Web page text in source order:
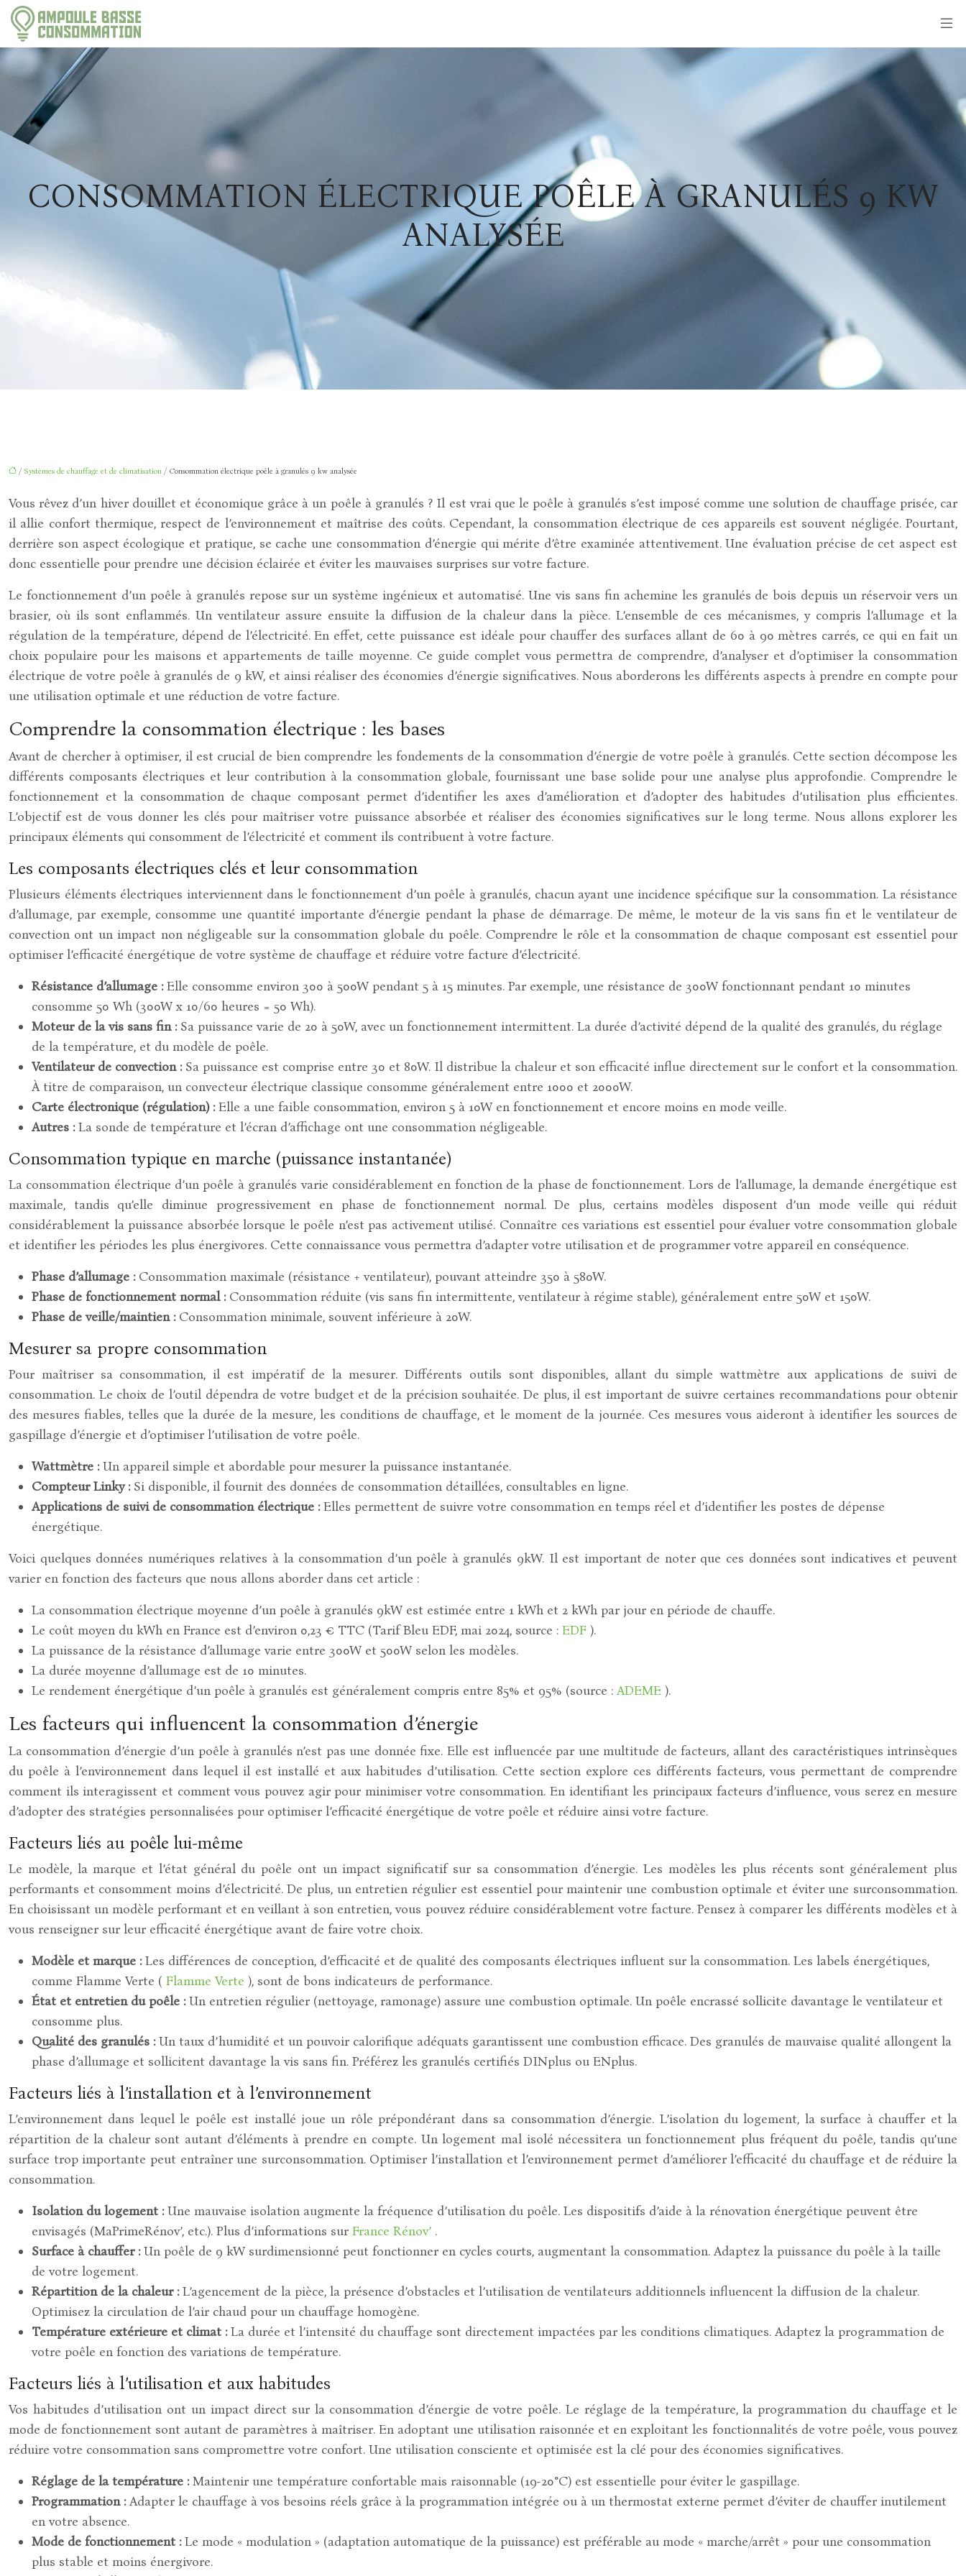
CONSOMMATION ÉLECTRIQUE POÊLE À GRANULÉS 9 KW
ANALYSÉE
/ Systèmes de chauffage et de climatisation / Consommation électrique poêle à granulés 9 kw analysée
Vous rêvez d’un hiver douillet et économique grâce à un poêle à granulés ? Il est vrai que le poêle à granulés s’est imposé comme une solution de chauffage prisée, car
il allie confort thermique, respect de l’environnement et maîtrise des coûts. Cependant, la consommation électrique de ces appareils est souvent négligée. Pourtant,
derrière son aspect écologique et pratique, se cache une consommation d’énergie qui mérite d’être examinée attentivement. Une évaluation précise de cet aspect est
donc essentielle pour prendre une décision éclairée et éviter les mauvaises surprises sur votre facture.
Le fonctionnement d’un poêle à granulés repose sur un système ingénieux et automatisé. Une vis sans fin achemine les granulés de bois depuis un réservoir vers un
brasier, où ils sont enflammés. Un ventilateur assure ensuite la diffusion de la chaleur dans la pièce. L’ensemble de ces mécanismes, y compris l’allumage et la
régulation de la température, dépend de l’électricité. En effet, cette puissance est idéale pour chauffer des surfaces allant de 60 à 90 mètres carrés, ce qui en fait un
choix populaire pour les maisons et appartements de taille moyenne. Ce guide complet vous permettra de comprendre, d’analyser et d’optimiser la consommation
électrique de votre poêle à granulés de 9 kW, et ainsi réaliser des économies d’énergie significatives. Nous aborderons les différents aspects à prendre en compte pour
une utilisation optimale et une réduction de votre facture.
Comprendre la consommation électrique : les bases
Avant de chercher à optimiser, il est crucial de bien comprendre les fondements de la consommation d’énergie de votre poêle à granulés. Cette section décompose les
différents composants électriques et leur contribution à la consommation globale, fournissant une base solide pour une analyse plus approfondie. Comprendre le
fonctionnement et la consommation de chaque composant permet d’identifier les axes d’amélioration et d’adopter des habitudes d’utilisation plus efficientes.
L’objectif est de vous donner les clés pour maîtriser votre puissance absorbée et réaliser des économies significatives sur le long terme. Nous allons explorer les
principaux éléments qui consomment de l’électricité et comment ils contribuent à votre facture.
Les composants électriques clés et leur consommation
Plusieurs éléments électriques interviennent dans le fonctionnement d’un poêle à granulés, chacun ayant une incidence spécifique sur la consommation. La résistance
d’allumage, par exemple, consomme une quantité importante d’énergie pendant la phase de démarrage. De même, le moteur de la vis sans fin et le ventilateur de
convection ont un impact non négligeable sur la consommation globale du poêle. Comprendre le rôle et la consommation de chaque composant est essentiel pour
optimiser l’efficacité énergétique de votre système de chauffage et réduire votre facture d’électricité.
Résistance d’allumage :Elle consomme environ 300 à 500W pendant 5 à 15 minutes. Par exemple, une résistance de 300W fonctionnant pendant 10 minutes
consomme 50 Wh (300W x 10/60 heures = 50 Wh).
Moteur de la vis sans fin : Sa puissance varie de 20 à 50W, avec un fonctionnement intermittent. La durée d’activité dépend de la qualité des granulés, du réglage
de la température, et du modèle de poêle.
Ventilateur de convection : Sa puissance est comprise entre 30 et 80W. Il distribue la chaleur et son efficacité influe directement sur le confort et la consommation.
À titre de comparaison, un convecteur électrique classique consomme généralement entre 1000 et 2000W.
Carte électronique (régulation) :Elle a une faible consommation, environ 5 à 10W en fonctionnement et encore moins en mode veille.
Autres :La sonde de température et l’écran d’affichage ont une consommation négligeable.
Consommation typique en marche (puissance instantanée)
La consommation électrique d’un poêle à granulés varie considérablement en fonction de la phase de fonctionnement. Lors de l’allumage, la demande énergétique est
maximale, tandis qu’elle diminue progressivement en phase de fonctionnement normal. De plus, certains modèles disposent d’un mode veille qui réduit
considérablement la puissance absorbée lorsque le poêle n’est pas activement utilisé. Connaître ces variations est essentiel pour évaluer votre consommation globale
et identifier les périodes les plus énergivores. Cette connaissance vous permettra d’adapter votre utilisation et de programmer votre appareil en conséquence.
Phase d’allumage : Consommation maximale (résistance + ventilateur), pouvant atteindre 350 à 580W.
Phase de fonctionnement normal : Consommation réduite (vis sans fin intermittente, ventilateur à régime stable), généralement entre 50W et 150W.
Phase de veille/maintien : Consommation minimale, souvent inférieure à 20W.
Mesurer sa propre consommation
Pour maîtriser sa consommation, il est impératif de la mesurer. Différents outils sont disponibles, allant du simple wattmètre aux applications de suivi de
consommation. Le choix de l’outil dépendra de votre budget et de la précision souhaitée. De plus, il est important de suivre certaines recommandations pour obtenir
des mesures fiables, telles que la durée de la mesure, les conditions de chauffage, et le moment de la journée. Ces mesures vous aideront à identifier les sources de
gaspillage d’énergie et d’optimiser l’utilisation de votre poêle.
Wattmètre :Un appareil simple et abordable pour mesurer la puissance instantanée.
Compteur Linky : Si disponible, il fournit des données de consommation détaillées, consultables en ligne.
Applications de suivi de consommation électrique :Elles permettent de suivre votre consommation en temps réel et d’identifier les postes de dépense
énergétique.
Voici quelques données numériques relatives à la consommation d’un poêle à granulés 9kW. Il est important de noter que ces données sont indicatives et peuvent
varier en fonction des facteurs que nous allons aborder dans cet article :
La consommation électrique moyenne d’un poêle à granulés 9kW est estimée entre 1 kWh et 2 kWh par jour en période de chauffe.
Le coût moyen du kWh en France est d’environ 0,23 € TTC (Tarif Bleu EDF, mai 2024, source : EDF ).
La puissance de la résistance d’allumage varie entre 300W et 500W selon les modèles.
La durée moyenne d’allumage est de 10 minutes.
Le rendement énergétique d’un poêle à granulés est généralement compris entre 85% et 95% (source : ADEME ).
Les facteurs qui influencent la consommation d’énergie
La consommation d’énergie d’un poêle à granulés n’est pas une donnée fixe. Elle est influencée par une multitude de facteurs, allant des caractéristiques intrinsèques
du poêle à l’environnement dans lequel il est installé et aux habitudes d’utilisation. Cette section explore ces différents facteurs, vous permettant de comprendre
comment ils interagissent et comment vous pouvez agir pour minimiser votre consommation. En identifiant les principaux facteurs d’influence, vous serez en mesure
d’adopter des stratégies personnalisées pour optimiser l’efficacité énergétique de votre poêle et réduire ainsi votre facture.
Facteurs liés au poêle lui-même
Le modèle, la marque et l’état général du poêle ont un impact significatif sur sa consommation d’énergie. Les modèles les plus récents sont généralement plus
performants et consomment moins d’électricité. De plus, un entretien régulier est essentiel pour maintenir une combustion optimale et éviter une surconsommation.
En choisissant un modèle performant et en veillant à son entretien, vous pouvez réduire considérablement votre facture. Pensez à comparer les différents modèles et à
vous renseigner sur leur efficacité énergétique avant de faire votre choix.
Modèle et marque :Les différences de conception, d’efficacité et de qualité des composants électriques influent sur la consommation. Les labels énergétiques,
comme Flamme Verte ( Flamme Verte ), sont de bons indicateurs de performance.
État et entretien du poêle :Un entretien régulier (nettoyage, ramonage) assure une combustion optimale. Un poêle encrassé sollicite davantage le ventilateur et
consomme plus.
Qualité des granulés :Un taux d’humidité et un pouvoir calorifique adéquats garantissent une combustion efficace. Des granulés de mauvaise qualité allongent la
phase d’allumage et sollicitent davantage la vis sans fin. Préférez les granulés certifiés DINplus ou ENplus.
Facteurs liés à l’installation et à l’environnement
L’environnement dans lequel le poêle est installé joue un rôle prépondérant dans sa consommation d’énergie. L’isolation du logement, la surface à chauffer et la
répartition de la chaleur sont autant d’éléments à prendre en compte. Un logement mal isolé nécessitera un fonctionnement plus fréquent du poêle, tandis qu’une
surface trop importante peut entraîner une surconsommation. Optimiser l’installation et l’environnement permet d’améliorer l’efficacité du chauffage et de réduire la
consommation.
Isolation du logement :Une mauvaise isolation augmente la fréquence d’utilisation du poêle. Les dispositifs d’aide à la rénovation énergétique peuvent être
envisagés (MaPrimeRénov’, etc.). Plus d’informations sur France Rénov’ .
Surface à chauffer :Un poêle de 9 kW surdimensionné peut fonctionner en cycles courts, augmentant la consommation. Adaptez la puissance du poêle à la taille
de votre logement.
Répartition de la chaleur :L’agencement de la pièce, la présence d’obstacles et l’utilisation de ventilateurs additionnels influencent la diffusion de la chaleur.
Optimisez la circulation de l’air chaud pour un chauffage homogène.
Température extérieure et climat :La durée et l’intensité du chauffage sont directement impactées par les conditions climatiques. Adaptez la programmation de
votre poêle en fonction des variations de température.
Facteurs liés à l’utilisation et aux habitudes
Vos habitudes d’utilisation ont un impact direct sur la consommation d’énergie de votre poêle. Le réglage de la température, la programmation du chauffage et le
mode de fonctionnement sont autant de paramètres à maîtriser. En adoptant une utilisation raisonnée et en exploitant les fonctionnalités de votre poêle, vous pouvez
réduire votre consommation sans compromettre votre confort. Une utilisation consciente et optimisée est la clé pour des économies significatives.
Réglage de la température :Maintenir une température confortable mais raisonnable (19-20°C) est essentielle pour éviter le gaspillage.
Programmation :Adapter le chauffage à vos besoins réels grâce à la programmation intégrée ou à un thermostat externe permet d’éviter de chauffer inutilement
en votre absence.
Mode de fonctionnement :Le mode « modulation » (adaptation automatique de la puissance) est préférable au mode « marche/arrêt » pour une consommation
plus stable et moins énergivore.